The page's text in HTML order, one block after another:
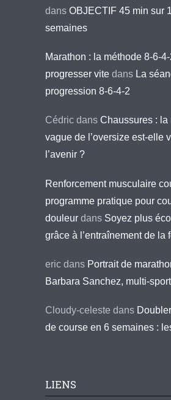
dans OBJECTIF 45 min sur
semaines
Marathon : la méthode 8-6-
progresser vite dans La
progression 8-6-4-2
Cédric dans Chaussures : la
vague de l’oversize est-elle
l’avenir ?
Renforcement musculaire
programme pratique pour
douleur dans Soyez plus
grâce à l’entraînement de la
eric dans Portrait de
Barbara Sanchez, multi-
Cloudy-celeste dans
de course en 6 semaines :
LIENS